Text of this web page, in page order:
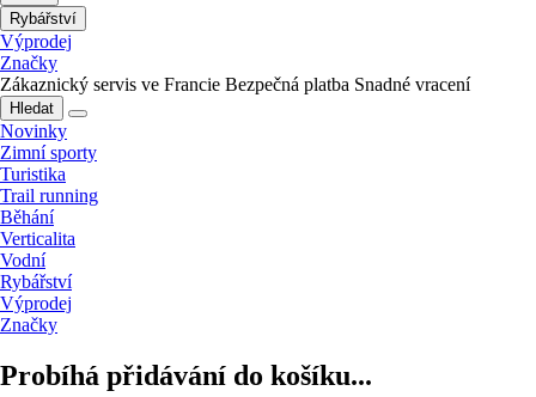
Rybářství
Výprodej
Značky
Zákaznický servis ve Francie Bezpečná platba Snadné vracení
Hledat
Novinky
Zimní sporty
Turistika
Trail running
Běhání
Verticalita
Vodní
Rybářství
Výprodej
Značky
Probíhá přidávání do košíku...